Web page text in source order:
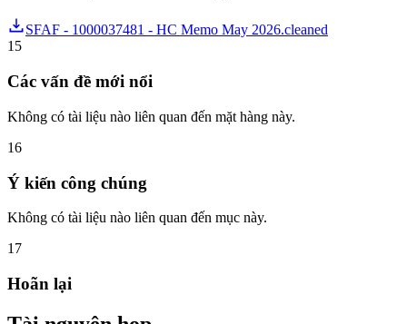
SFAF - 1000037481 - HC Memo May 2026.cleaned
15
Các vấn đề mới nổi
Không có tài liệu nào liên quan đến mặt hàng này.
16
Ý kiến ​​công chúng
Không có tài liệu nào liên quan đến mục này.
17
Hoãn lại